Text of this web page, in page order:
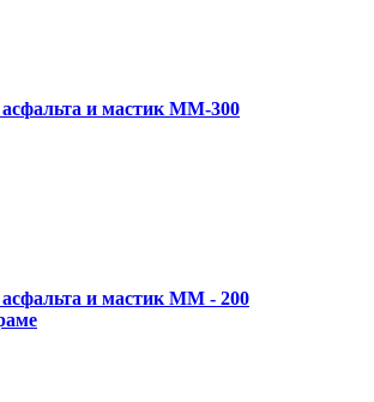
и мастик MM-300
и мастик MM - 200